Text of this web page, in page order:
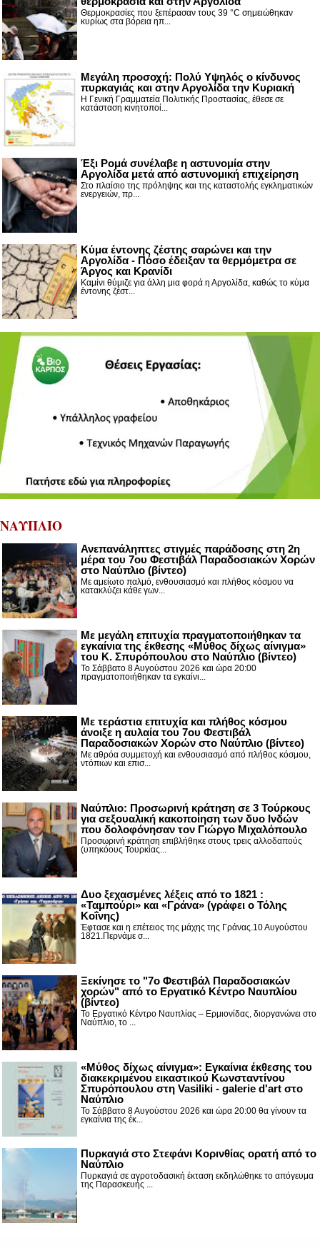
Θερμοκρασίες που ξεπέρασαν τους 39 °C σημειώθηκαν
κυρίως στα βόρεια ηπ...
Μεγάλη προσοχή: Πολύ Υψηλός ο κίνδυνος
πυρκαγιάς και στην Αργολίδα την Κυριακή
Η Γενική Γραμματεία Πολιτικής Προστασίας, έθεσε σε
κατάσταση κινητοποί...
Έξι Ρομά συνέλαβε η αστυνομία στην
Αργολίδα μετά από αστυνομική επιχείρηση
Στο πλαίσιο της πρόληψης και της καταστολής εγκληματικών
ενεργειών, πρ...
Κύμα έντονης ζέστης σαρώνει και την
Αργολίδα - Πόσο έδειξαν τα θερμόμετρα σε
Άργος και Κρανίδι
Καμίνι θύμιζε για άλλη μια φορά η Αργολίδα, καθώς το κύμα
έντονης ζέστ...
ΝΑΥΠΛΙΟ
Ανεπανάληπτες στιγμές παράδοσης στη 2η
μέρα του 7ου Φεστιβάλ Παραδοσιακών Χορών
στο Ναύπλιο (βίντεο)
Με αμείωτο παλμό, ενθουσιασμό και πλήθος κόσμου να
κατακλύζει κάθε γων...
Με μεγάλη επιτυχία πραγματοποιήθηκαν τα
εγκαίνια της έκθεσης «Μύθος δίχως αίνιγμα»
του Κ. Σπυρόπουλου στο Ναύπλιο (βίντεο)
Το Σάββατο 8 Αυγούστου 2026 και ώρα 20:00
πραγματοποιήθηκαν τα εγκαίνι...
Με τεράστια επιτυχία και πλήθος κόσμου
άνοιξε η αυλαία του 7ου Φεστιβάλ
Παραδοσιακών Χορών στο Ναύπλιο (βίντεο)
Με αθρόα συμμετοχή και ενθουσιασμό από πλήθος κόσμου,
ντόπιων και επισ...
Ναύπλιο: Προσωρινή κράτηση σε 3 Τούρκους
για σεξουαλική κακοποίηση των δυο Ινδών
που δολοφόνησαν τον Γιώργο Μιχαλόπουλο
Προσωρινή κράτηση επιβλήθηκε στους τρεις αλλοδαπούς
(υπηκόους Τουρκίας...
Δυο ξεχασμένες λέξεις από το 1821 :
«Ταμπούρι» και «Γράνα» (γράφει ο Τόλης
Κοΐνης)
Έφτασε και η επέτειος της μάχης της Γράνας.10 Αυγούστου
1821.Περνάμε σ...
Ξεκίνησε το "7ο Φεστιβάλ Παραδοσιακών
χορών" από το Εργατικό Κέντρο Ναυπλίου
(βίντεο)
Το Εργατικό Κέντρο Ναυπλίας – Ερμιονίδας, διοργανώνει στο
Ναύπλιο, το ...
«Μύθος δίχως αίνιγμα»: Εγκαίνια έκθεσης του
διακεκριμένου εικαστικού Κωνσταντίνου
Σπυρόπουλου στη Vasiliki - galerie d'art στο
Ναύπλιο
Το Σάββατο 8 Αυγούστου 2026 και ώρα 20:00 θα γίνουν τα
εγκαίνια της έκ...
Πυρκαγιά στο Στεφάνι Κορινθίας ορατή από το
Ναύπλιο
Πυρκαγιά σε αγροτοδασική έκταση εκδηλώθηκε το απόγευμα
της Παρασκευής ...